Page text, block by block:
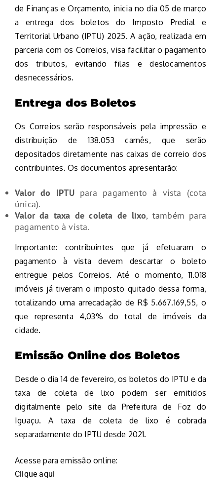
de Finanças e Orçamento, inicia no dia 05 de março
a entrega dos boletos do Imposto Predial e
Territorial Urbano (IPTU) 2025. A ação, realizada em
parceria com os Correios, visa facilitar o pagamento
dos tributos, evitando filas e deslocamentos
desnecessários.
Entrega dos Boletos
Os Correios serão responsáveis pela impressão e
distribuição de 138.053 carnês, que serão
depositados diretamente nas caixas de correio dos
contribuintes. Os documentos apresentarão:
Valor do IPTUpara pagamento à vista (cota
única).
Valor da taxa de coleta de lixo, também para
pagamento à vista.
Importante: contribuintes que já efetuaram o
pagamento à vista devem descartar o boleto
entregue pelos Correios. Até o momento, 11.018
imóveis já tiveram o imposto quitado dessa forma,
totalizando uma arrecadação de R$ 5.667.169,55, o
que representa 4,03% do total de imóveis da
cidade.
Emissão Online dos Boletos
Desde o dia 14 de fevereiro, os boletos do IPTU e da
taxa de coleta de lixo podem ser emitidos
digitalmente pelo site da Prefeitura de Foz do
Iguaçu. A taxa de coleta de lixo é cobrada
separadamente do IPTU desde 2021.
Acesse para emissão online:
Clique aqui